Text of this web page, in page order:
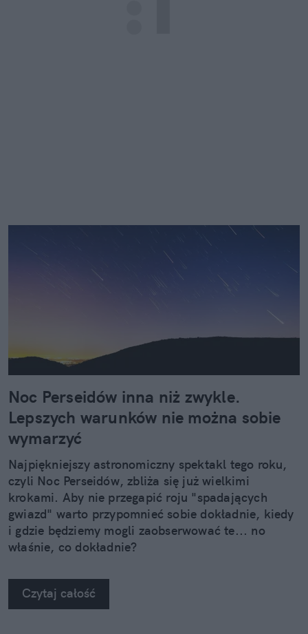
Noc Perseidów inna niż zwykle.
Lepszych warunków nie można sobie
wymarzyć
Najpiękniejszy astronomiczny spektakl tego roku,
czyli Noc Perseidów, zbliża się już wielkimi
krokami. Aby nie przegapić roju "spadających
gwiazd" warto przypomnieć sobie dokładnie, kiedy
i gdzie będziemy mogli zaobserwować te... no
właśnie, co dokładnie?
Czytaj całość